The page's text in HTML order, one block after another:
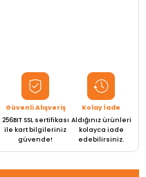
Güvenli Alışveriş
256BIT SSL sertifikası
ile kart bilgileriniz
güvende!
Kolay İade
Aldığınız ürünleri
kolayca iade
edebilirsiniz.